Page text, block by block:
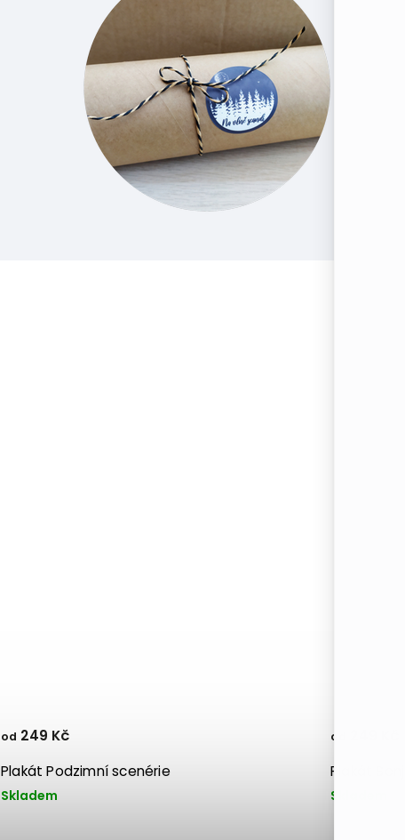
Plakát Podzimní scenérie
Skladem
od 249 Kč
Plakát Senja
Skladem
od